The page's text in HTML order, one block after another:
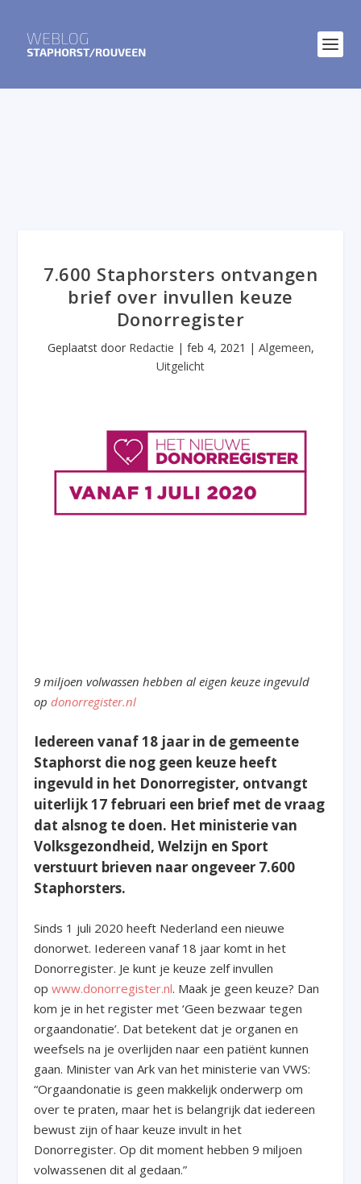
7.600 Staphorsters ontvangen
brief over invullen keuze
Donorregister
Geplaatst door Redactie | feb 4, 2021 | Algemeen,
Uitgelicht
9 miljoen volwassen hebben al eigen keuze ingevuld
opdonorregister.nl
Iedereen vanaf 18 jaar in de gemeente
Staphorst die nog geen keuze heeft
ingevuld in het Donorregister, ontvangt
uiterlijk 17 februari een brief met de vraag
dat alsnog te doen. Het ministerie van
Volksgezondheid, Welzijn en Sport
verstuurt brieven naar ongeveer 7.600
Staphorsters.
Sinds 1 juli 2020 heeft Nederland een nieuwe
donorwet. Iedereen vanaf 18 jaar komt in het
Donorregister. Je kunt je keuze zelf invullen
opwww.donorregister.nl. Maak je geen keuze? Dan
kom je in het register met ‘Geen bezwaar tegen
orgaandonatie’. Dat betekent dat je organen en
weefsels na je overlijden naar een patiënt kunnen
gaan. Minister van Ark van het ministerie van VWS:
“Orgaandonatie is geen makkelijk onderwerp om
over te praten, maar het is belangrijk dat iedereen
bewust zijn of haar keuze invult in het
Donorregister. Op dit moment hebben 9 miljoen
volwassenen dit al gedaan.”